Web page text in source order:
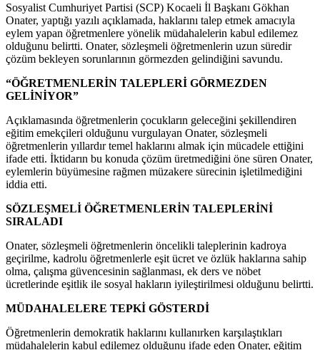
Sosyalist Cumhuriyet Partisi (SCP) Kocaeli İl Başkanı Gökhan
Onater, yaptığı yazılı açıklamada, haklarını talep etmek amacıyla
eylem yapan öğretmenlere yönelik müdahalelerin kabul edilemez
olduğunu belirtti. Onater, sözleşmeli öğretmenlerin uzun süredir
çözüm bekleyen sorunlarının görmezden gelindiğini savundu.
“ÖĞRETMENLERİN TALEPLERİ GÖRMEZDEN
GELİNİYOR”
Açıklamasında öğretmenlerin çocukların geleceğini şekillendiren
eğitim emekçileri olduğunu vurgulayan Onater, sözleşmeli
öğretmenlerin yıllardır temel haklarını almak için mücadele ettiğini
ifade etti. İktidarın bu konuda çözüm üretmediğini öne süren Onater,
eylemlerin büyümesine rağmen müzakere sürecinin işletilmediğini
iddia etti.
SÖZLEŞMELİ ÖĞRETMENLERİN TALEPLERİNİ
SIRALADI
Onater, sözleşmeli öğretmenlerin öncelikli taleplerinin kadroya
geçirilme, kadrolu öğretmenlerle eşit ücret ve özlük haklarına sahip
olma, çalışma güvencesinin sağlanması, ek ders ve nöbet
ücretlerinde eşitlik ile sosyal hakların iyileştirilmesi olduğunu belirtti.
MÜDAHALELERE TEPKİ GÖSTERDİ
Öğretmenlerin demokratik haklarını kullanırken karşılaştıkları
müdahalelerin kabul edilemez olduğunu ifade eden Onater, eğitim